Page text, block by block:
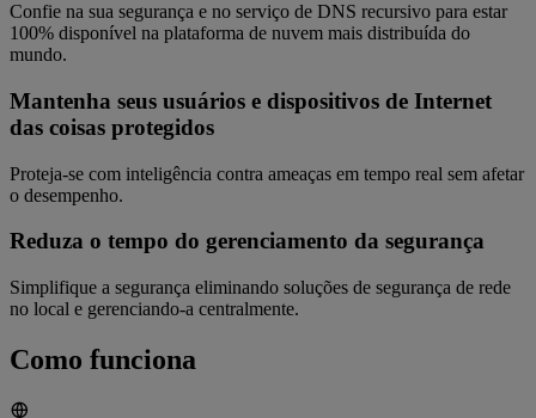
Confie na sua segurança e no serviço de DNS recursivo para estar
100% disponível na plataforma de nuvem mais distribuída do
mundo.
Mantenha seus usuários e dispositivos de Internet
das coisas protegidos
Proteja-se com inteligência contra ameaças em tempo real sem afetar
o desempenho.
Reduza o tempo do gerenciamento da segurança
Simplifique a segurança eliminando soluções de segurança de rede
no local e gerenciando-a centralmente.
Como funciona